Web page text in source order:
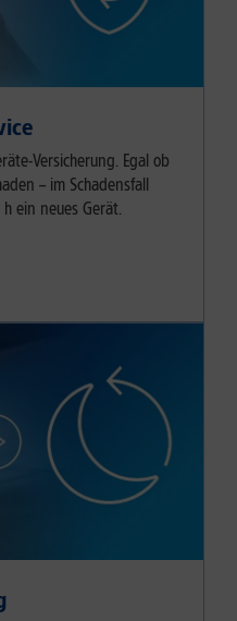
Versicherung. Egal ob
– im Schadensfall
ein neues Gerät.